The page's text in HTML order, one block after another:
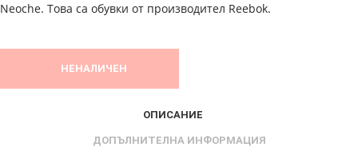
Neoche. Това са обувки от производител Reebok.
НЕНАЛИЧЕН
ОПИСАНИЕ
ДОПЪЛНИТЕЛНА ИНФОРМАЦИЯ